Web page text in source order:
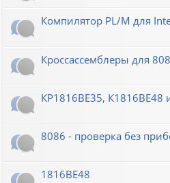
Компилятор PL/M для
Кроссассемблеры для
КР1816ВЕ35, К1816ВЕ48
8086 - проверка без
1816ВЕ48